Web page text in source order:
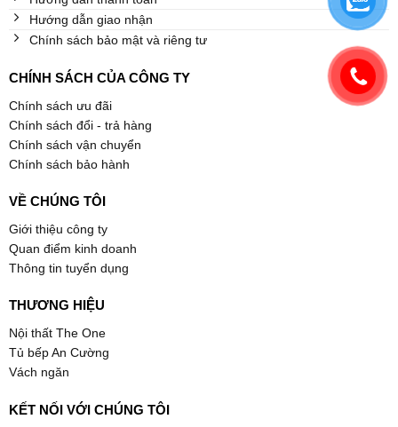
Hướng dẫn giao nhận
Chính sách bảo mật và riêng tư
CHÍNH SÁCH CỦA CÔNG TY
Chính sách ưu đãi
Chính sách đổi - trả hàng
Chính sách vận chuyển
Chính sách bảo hành
VỀ CHÚNG TÔI
Giới thiệu công ty
Quan điểm kinh doanh
Thông tin tuyển dụng
THƯƠNG HIỆU
Nội thất The One
Tủ bếp An Cường
Vách ngăn
KẾT NỐI VỚI CHÚNG TÔI